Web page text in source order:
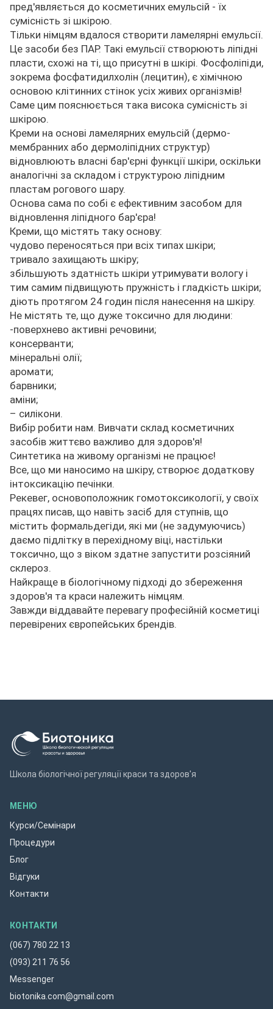
пред'являється до косметичних емульсій - їх
сумісність зі шкірою.
Тільки німцям вдалося створити ламелярні емульсії.
Це засоби без ПАР. Такі емульсії створюють ліпідні
пласти, схожі на ті, що присутні в шкірі. Фосфоліпіди,
зокрема фосфатидилхолін (лецитин), є хімічною
основою клітинних стінок усіх живих організмів!
Саме цим пояснюється така висока сумісність зі
шкірою.
Креми на основі ламелярних емульсій (дермо-
мембранних або дермоліпідних структур)
відновлюють власні бар'єрні функції шкіри, оскільки
аналогічні за складом і структурою ліпідним
пластам рогового шару.
Основа сама по собі є ефективним засобом для
відновлення ліпідного бар'єра!
Креми, що містять таку основу:
чудово переносяться при всіх типах шкіри;
тривало захищають шкіру;
збільшують здатність шкіри утримувати вологу і
тим самим підвищують пружність і гладкість шкіри;
діють протягом 24 годин після нанесення на шкіру.
Не містять те, що дуже токсично для людини:
-поверхнево активні речовини;
консерванти;
мінеральні олії;
аромати;
барвники;
аміни;
– силікони.
Вибір робити нам. Вивчати склад косметичних
засобів життєво важливо для здоров'я!
Синтетика на живому організмі не працює!
Все, що ми наносимо на шкіру, створює додаткову
інтоксикацію печінки.
Рекевег, основоположник гомотоксикології, у своїх
працях писав, що навіть засіб для ступнів, що
містить формальдегіди, які ми (не задумуючись)
даємо підлітку в перехідному віці, настільки
токсично, що з віком здатне запустити розсіяний
склероз.
Найкраще в біологічному підході до збереження
здоров'я та краси належить німцям.
Завжди віддавайте перевагу професійній косметиці
перевірених європейських брендів.
Школа біологічної регуляції краси та здоров'я
МЕНЮ
Курси/Семінари
Процедури
Блог
Відгуки
Контакти
КОНТАКТИ
(067) 780 22 13
(093) 211 76 56
Messenger
biotonika.com@gmail.com